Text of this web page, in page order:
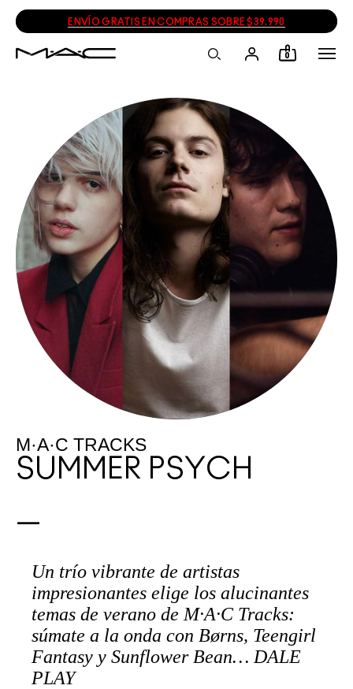
ENVÍO GRATIS EN COMPRAS SOBRE $39.990
0
M·A·C TRACKS
SUMMER PSYCH
Un trío vibrante de artistas
impresionantes elige los alucinantes
temas de verano de M·A·C Tracks:
súmate a la onda con Børns, Teengirl
Fantasy y Sunflower Bean… DALE
PLAY